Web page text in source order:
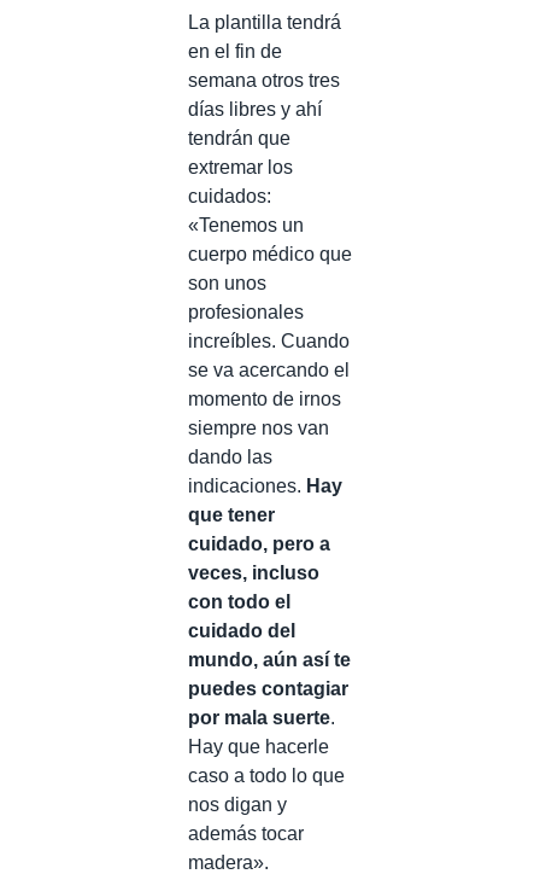
La plantilla tendrá
en el fin de
semana otros tres
días libres y ahí
tendrán que
extremar los
cuidados:
«Tenemos un
cuerpo médico que
son unos
profesionales
increíbles. Cuando
se va acercando el
momento de irnos
siempre nos van
dando las
indicaciones. Hay
que tener
cuidado, pero a
veces, incluso
con todo el
cuidado del
mundo, aún así te
puedes contagiar
por mala suerte.
Hay que hacerle
caso a todo lo que
nos digan y
además tocar
madera».